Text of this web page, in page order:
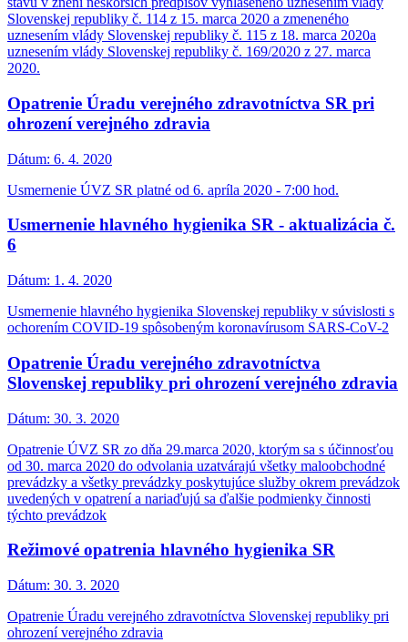
Slovenskej republiky č. 114 z 15. marca 2020 a zmeneného
uznesením vlády Slovenskej republiky č. 115 z 18. marca 2020a
uznesením vlády Slovenskej republiky č. 169/2020 z 27. marca
2020.
Opatrenie Úradu verejného zdravotníctva SR pri
ohrození verejného zdravia
Dátum: 6. 4. 2020
Usmernenie ÚVZ SR platné od 6. apríla 2020 - 7:00 hod.
Usmernenie hlavného hygienika SR - aktualizácia č.
6
Dátum: 1. 4. 2020
Usmernenie hlavného hygienika Slovenskej republiky v súvislosti s
ochorením COVID-19 spôsobeným koronavírusom SARS-CoV-2
Opatrenie Úradu verejného zdravotníctva
Slovenskej republiky pri ohrození verejného zdravia
Dátum: 30. 3. 2020
Opatrenie ÚVZ SR zo dňa 29.marca 2020, ktorým sa s účinnosťou
od 30. marca 2020 do odvolania uzatvárajú všetky maloobchodné
prevádzky a všetky prevádzky poskytujúce služby okrem prevádzok
uvedených v opatrení a nariaďujú sa ďalšie podmienky činnosti
týchto prevádzok
Režimové opatrenia hlavného hygienika SR
Dátum: 30. 3. 2020
Opatrenie Úradu verejného zdravotníctva Slovenskej republiky pri
ohrození verejného zdravia